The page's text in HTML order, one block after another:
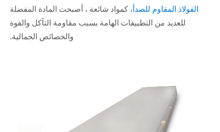
الفولاذ المقاوم للصدأ ، كمواد شائعة ، أصبحت المادة المفضلة
للعديد من التطبيقات الهامة بسبب مقاومة التآكل والقوة
والخصائص الجمالية.